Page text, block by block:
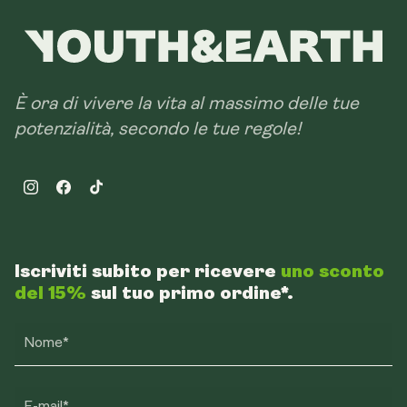
È ora di vivere la vita al massimo delle tue
potenzialità, secondo le tue regole!
InstagramFacebookTikTok
Iscriviti subito per ricevere uno sconto
del 15% sul tuo primo ordine*.
Nome*